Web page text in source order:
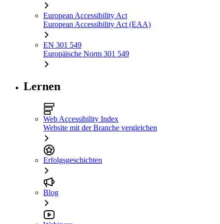
European Accessibility Act
European Accessibility Act (EAA)
EN 301 549
Europäische Norm 301 549
Lernen
Web Accessibility Index
Website mit der Branche vergleichen
Erfolgsgeschichten
Blog